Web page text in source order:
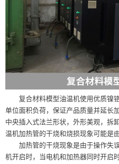
复合材料模型油温机使用优质镍
单位面积负荷，保证产品质量并延长
中央插入式法兰形状，外形美观，拆
温机加热管的干烧和烧损现象可能是
加热管的干烧现象是由于操作失
机开启时，当电机和加热器同时开启